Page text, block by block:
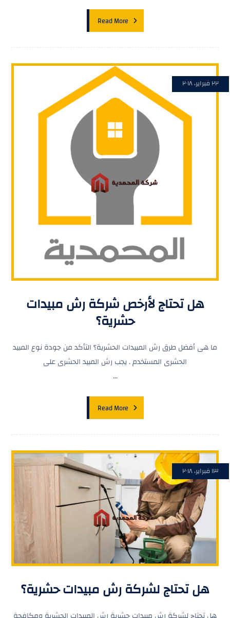
Read More
هل تحتاج لأرخص شركة رش مبيدات
حشرية؟
٢٢ فبراير، ٢٠١٨
ما هى أفضل طرق رش المبيدات الحشرية؟ التأكد من جودة نوع المبيد
الحشرى المستخدم . يجب رش المبيد الحشرى على
...
Read More
هل تحتاج لشركة رش مبيدات حشرية؟
١٣ فبراير، ٢٠١٨